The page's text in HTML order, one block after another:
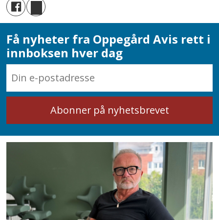
Få nyheter fra Oppegård Avis rett i
innboksen hver dag